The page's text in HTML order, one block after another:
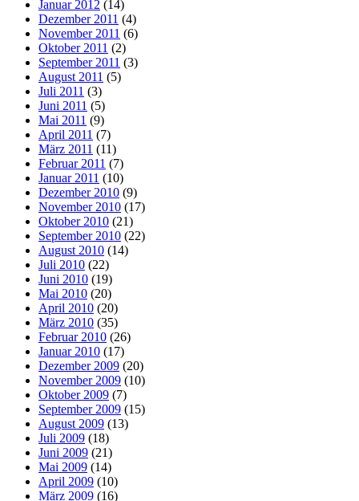
Januar 2012 (14)
Dezember 2011 (4)
November 2011 (6)
Oktober 2011 (2)
September 2011 (3)
August 2011 (5)
Juli 2011 (3)
Juni 2011 (5)
Mai 2011 (9)
April 2011 (7)
März 2011 (11)
Februar 2011 (7)
Januar 2011 (10)
Dezember 2010 (9)
November 2010 (17)
Oktober 2010 (21)
September 2010 (22)
August 2010 (14)
Juli 2010 (22)
Juni 2010 (19)
Mai 2010 (20)
April 2010 (20)
März 2010 (35)
Februar 2010 (26)
Januar 2010 (17)
Dezember 2009 (20)
November 2009 (10)
Oktober 2009 (7)
September 2009 (15)
August 2009 (13)
Juli 2009 (18)
Juni 2009 (21)
Mai 2009 (14)
April 2009 (10)
März 2009 (16)